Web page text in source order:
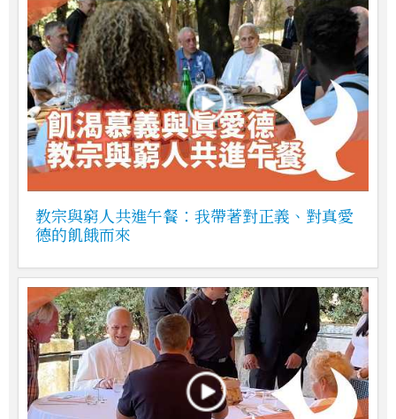
教宗與窮人共進午餐：我帶著對正義、對真愛
德的飢餓而來